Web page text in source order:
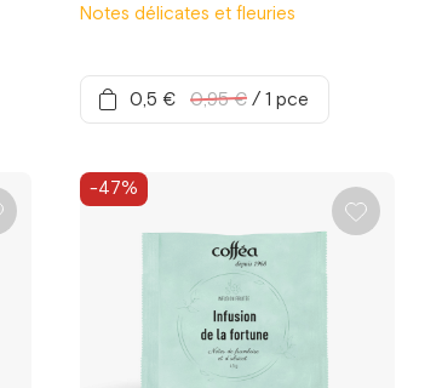
Notes délicates et fleuries
0,5 € 0,95 € /1 pce
-47%